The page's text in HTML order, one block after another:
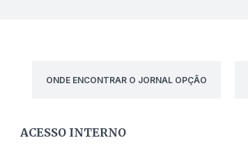
ONDE ENCONTRAR O JORNAL OPÇÃO
ACESSO INTERNO